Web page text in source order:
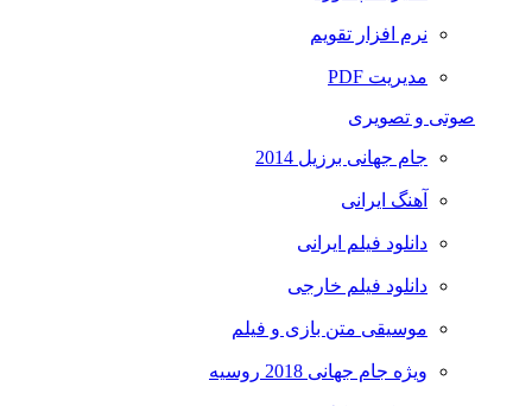
نرم افزار تقویم
مدیریت PDF
صوتی و تصویری
جام جهانی برزیل 2014
آهنگ ایرانی
دانلود فیلم ایرانی
دانلود فیلم خارجی
موسیقی متن بازی و فیلم
ویژه جام جهانی 2018 روسیه